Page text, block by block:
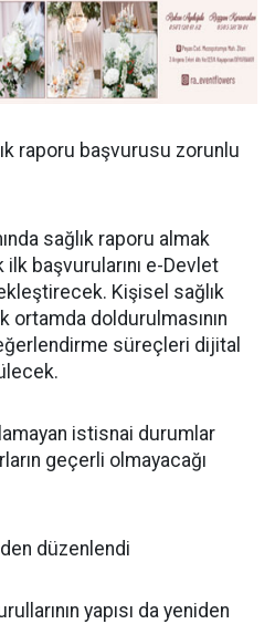
raporu başvurusu zorunlu
sağlık raporu almak
başvurularını e-Devlet
Kişisel sağlık
doldurulmasının
süreçleri dijital
istisnai durumlar
geçerli olmayacağı
düzenlendi
yapısı da yeniden